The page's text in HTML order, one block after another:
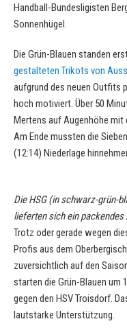
Handball-Bundesligisten
Sonnenhügel.
Die Grün-Blauen standen
gestalteten Trikots von
aufgrund des neuen Outfits
hoch motiviert. Über 50
Mertens auf Augenhöhe mit
Am Ende mussten die
(12:14) Niederlage
Die HSG (in schwarz-grün-
lieferten sich ein packendes
Trotz oder gerade wegen
Profis aus dem
zuversichtlich auf den
starten die Grün-Blauen um
gegen den HSV Troisdorf.
lautstarke Unterstützung.